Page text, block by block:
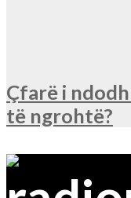
Çfarë i
të ngrohtë?